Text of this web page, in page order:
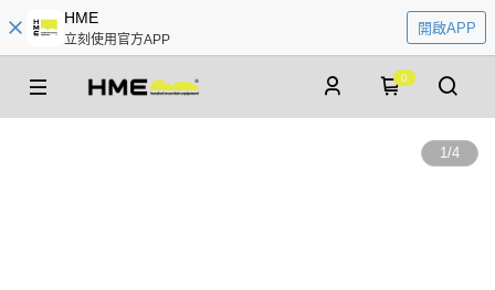
HME
立刻使用官方APP
開啟APP
0
1/4